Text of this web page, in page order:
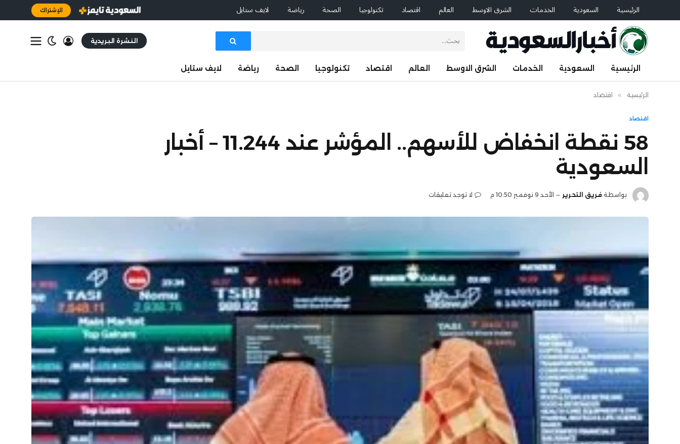
الرئيسية السعودية الخدمات الشرق الاوسط العالم اقتصاد تكنولوجيا الصحة رياضة لايف ستايل الإشتراك
النشرة البريدية
الرئيسية السعودية الخدمات الشرق الاوسط العالم اقتصاد تكنولوجيا الصحة رياضة لايف ستايل
الرئيسية » اقتصاد
اقتصاد
58 نقطة انخفاض للأسهم.. المؤشر عند 11.244 – أخبار
السعودية
بواسطة فريق التحرير الأحد 9 نوفمبر 10:50 م لا توجد تعليقات